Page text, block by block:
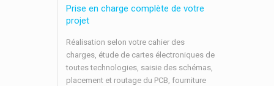
Prise en charge complète de votre
projet
Réalisation selon votre cahier des
charges, étude de cartes électroniques de
toutes technologies, saisie des schémas,
placement et routage du PCB, fourniture